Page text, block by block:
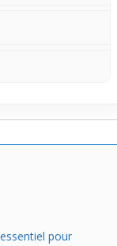
et sa facilité de
des sorties ou
air frais et léger
pour